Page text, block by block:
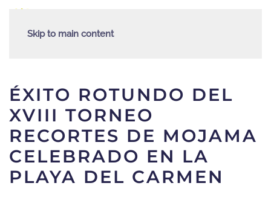
Skip to main content
ÉXITO ROTUNDO DEL
XVIII TORNEO
RECORTES DE MOJAMA
CELEBRADO EN LA
PLAYA DEL CARMEN